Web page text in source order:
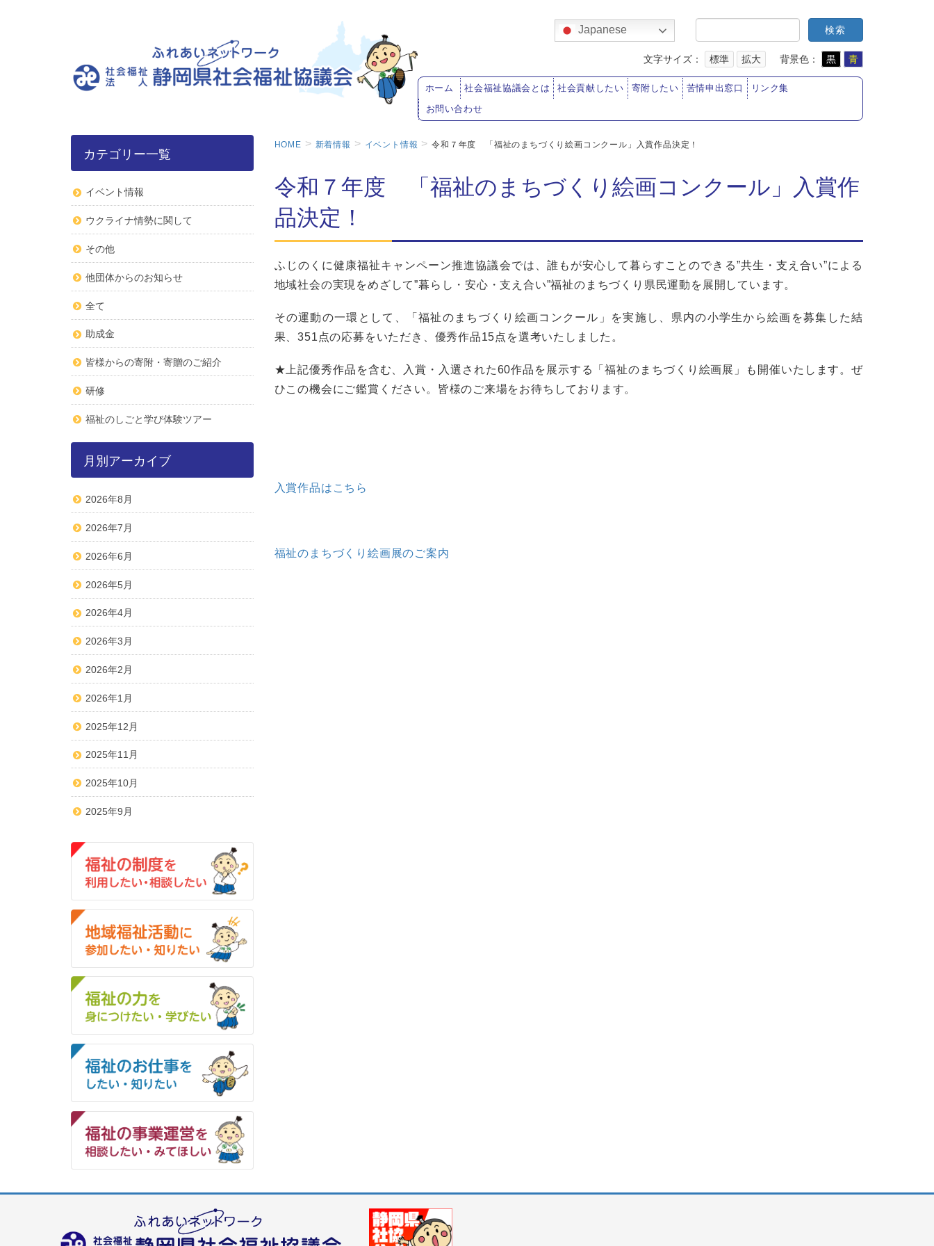
Japanese
文字サイズ： 標準 拡大 背景色： 黒 青
ホーム 社会福祉協議会とは 社会貢献したい 寄附したい 苦情申出窓口 リンク集
お問い合わせ
HOME 新着情報 イベント情報 令和７年度 「福祉のまちづくり絵画コンクール」入賞作品決定！
令和７年度 「福祉のまちづくり絵画コンクール」入賞作
品決定！
ふじのくに健康福祉キャンペーン推進協議会では、誰もが安心して暮らすことのできる”共生・支え合い”による
地域社会の実現をめざして”暮らし・安心・支え合い”福祉のまちづくり県民運動を展開しています。
その運動の一環として、「福祉のまちづくり絵画コンクール」を実施し、県内の小学生から絵画を募集した結
果、351点の応募をいただき、優秀作品15点を選考いたしました。
★上記優秀作品を含む、入賞・入選された60作品を展示する「福祉のまちづくり絵画展」も開催いたします。ぜ
ひこの機会にご鑑賞ください。皆様のご来場をお待ちしております。
入賞作品はこちら
福祉のまちづくり絵画展のご案内
カテゴリー一覧
イベント情報
ウクライナ情勢に関して
その他
他団体からのお知らせ
全て
助成金
皆様からの寄附・寄贈のご紹介
研修
福祉のしごと学び体験ツアー
月別アーカイブ
2026年8月
2026年7月
2026年6月
2026年5月
2026年4月
2026年3月
2026年2月
2026年1月
2025年12月
2025年11月
2025年10月
2025年9月